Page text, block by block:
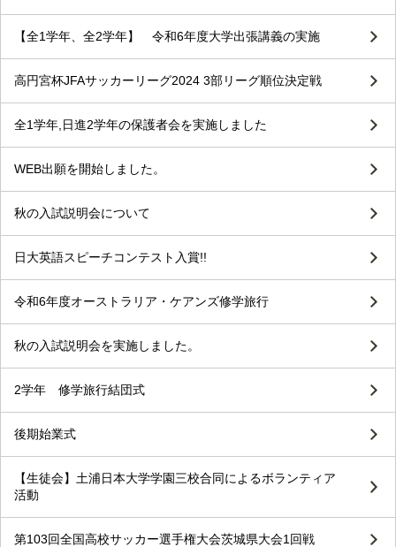
【全1学年、全2学年】 令和6年度大学出張講義の実施
高円宮杯JFAサッカーリーグ2024 3部リーグ順位決定戦
全1学年,日進2学年の保護者会を実施しました
WEB出願を開始しました。
秋の入試説明会について
日大英語スピーチコンテスト入賞!!
令和6年度オーストラリア・ケアンズ修学旅行
秋の入試説明会を実施しました。
2学年 修学旅行結団式
後期始業式
【生徒会】土浦日本大学学園三校合同によるボランティア
活動
第103回全国高校サッカー選手権大会茨城県大会1回戦